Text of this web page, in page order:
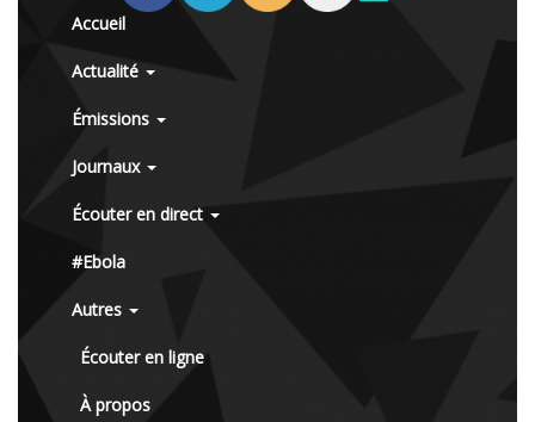
Accueil
Actualité
Émissions
Journaux
Écouter en direct
#Ebola
Autres
Écouter en ligne
À propos